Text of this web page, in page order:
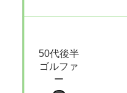
50代後半
ゴルファ
ー